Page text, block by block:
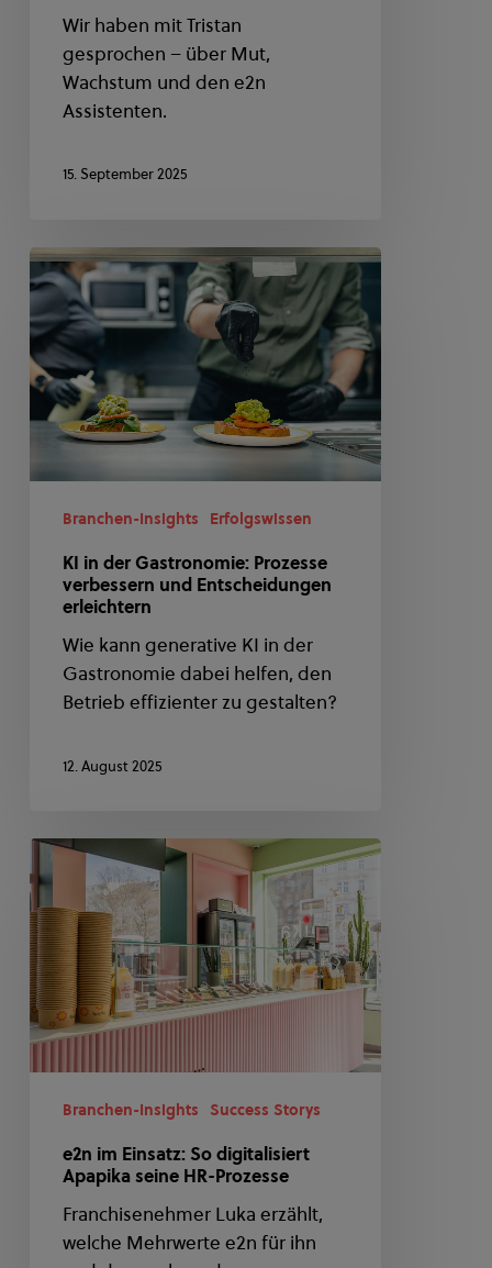
Wir haben mit Tristan
gesprochen – über Mut,
Wachstum und den e2n
Assistenten.
15. September 2025
KI
in
der
Gastronomie:
Prozesse
verbessern
und
erleichtern
Branchen-Insights Erfolgswissen
KI in der Gastronomie: Prozesse
verbessern und Entscheidungen
erleichtern
Wie kann generative KI in der
Gastronomie dabei helfen, den
Betrieb effizienter zu gestalten?
12. August 2025
e2n
im
Einsatz:
So
digitalisiert
Apapika
seine
HR-
Prozesse
Branchen-Insights Success Storys
e2n im Einsatz: So digitalisiert
Apapika seine HR-Prozesse
Franchisenehmer Luka erzählt,
welche Mehrwerte e2n für ihn